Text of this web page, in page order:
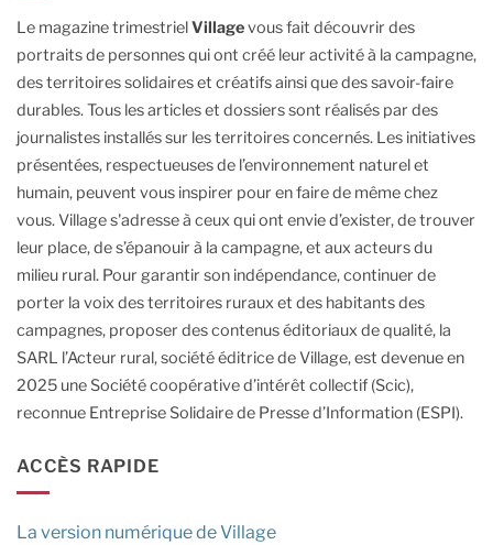
Le magazine trimestrielVillagevous fait découvrir des
portraits de personnes qui ont créé leur activité à la campagne,
des territoires solidaires et créatifs ainsi que des savoir-faire
durables.Tous les articles et dossiers sont réalisés par des
journalistes installés sur les territoires concernés. Les initiatives
présentées, respectueuses de l’environnement naturel et
humain, peuvent vous inspirer pour en faire de même chez
vous.Village s'adresse à ceux qui ont envie d’exister, de trouver
leur place, de s’épanouir à la campagne, et aux acteurs du
milieu rural. Pour garantir son indépendance, continuer de
porter la voix des territoires ruraux et des habitants des
campagnes, proposer des contenus éditoriaux de qualité, la
SARL l’Acteur rural, société éditrice de Village, est devenue en
2025 une Société coopérative d’intérêt collectif (Scic),
reconnue Entreprise Solidaire de Presse d’Information (ESPI).
ACCÈS RAPIDE
La version numérique de Village